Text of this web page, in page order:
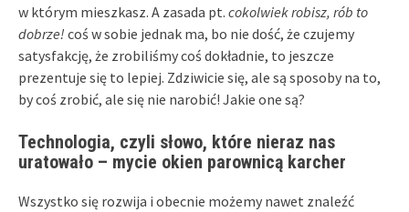
w którym mieszkasz. A zasada pt. cokolwiek robisz, rób to
dobrze! coś w sobie jednak ma, bo nie dość, że czujemy
satysfakcję, że zrobiliśmy coś dokładnie, to jeszcze
prezentuje się to lepiej. Zdziwicie się, ale są sposoby na to,
by coś zrobić, ale się nie narobić! Jakie one są?
Technologia, czyli słowo, które nieraz nas
uratowało – mycie okien parownicą karcher
Wszystko się rozwija i obecnie możemy nawet znaleźć